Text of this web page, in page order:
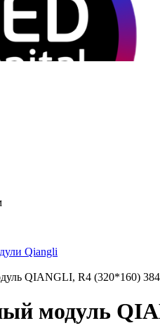
Qiangli
QIANGLI, R4 (320*160)
модуль